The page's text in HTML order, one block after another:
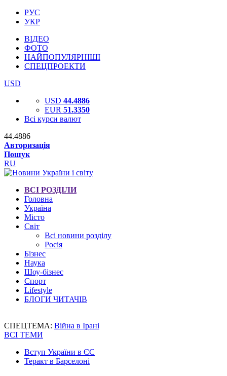
РУС
УКР
ВІДЕО
ФОТО
НАЙПОПУЛЯРНІШІ
СПЕЦПРОЕКТИ
USD
USD 44.4886
EUR 51.3350
Всі курси валют
44.4886
Авторизація
Пошук
RU
ВСІ РОЗДІЛИ
Головна
Україна
Місто
Світ
Всі новини розділу
Росія
Бізнес
Наука
Шоу-бізнес
Спорт
Lifestyle
БЛОГИ ЧИТАЧІВ
СПЕЦТЕМА: Війна в Ірані
ВСІ ТЕМИ
Вступ України в ЄС
Теракт в Барселоні